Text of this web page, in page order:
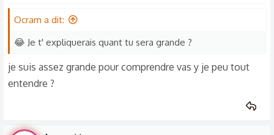
Ocram a dit:
😂 Je t' expliquerais quant tu sera grande ?
je suis assez grande pour comprendre vas y je peu tout
entendre ?